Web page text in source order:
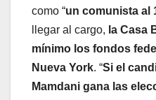
como “un comunista al
llegar al cargo, la Casa
mínimo los fondos
Nueva York. “Si el
Mamdani gana las